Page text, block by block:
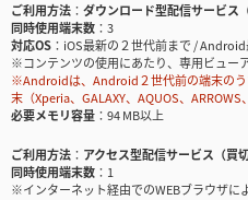
ご利用方法
ダウンロード型配信サービス
同時使用端末数
3
対応OS
iOS最新の２世代前まで /
※コンテンツの使用にあたり、専用ビュー
※Androidは、Android２世代前の端末の
末（Xperia、GALAXY、AQUOS、
必要メモリ容量
94 MB以上
ご利用方法
アクセス型配信サービス（買切
同時使用端末数
1
※インターネット経由でのWEBブラウザに